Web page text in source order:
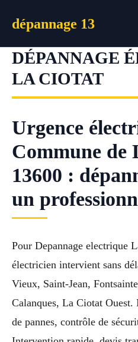
dépannage 13
DÉPANNAGE
LA CIOTAT
Urgence
Commune de
13600 :
un
Pour Depannage electrique
électricien intervient sans
Vieux, Saint-Jean,
Calanques, La Ciotat Ouest.
de pannes, contrôle de